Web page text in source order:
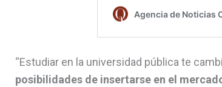
“Estudiar en la universidad pública te
posibilidades de insertarse en el